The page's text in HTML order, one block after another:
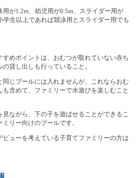
用が1.2m 、幼児用が0.5m 、スライダー用が
学生以上であれば競泳用とスライダー用でも
すめポイントは、おむつが取れていない赤ち
貸し出しも行っていること。
じプールには入れませんが、
これならおむ
含めて、ファミリーで水遊びを楽しむこと
見ながら、下の子を遊ばせることができるこ
リー向けのプールです。
ューを考えている子育てファミリーの方は